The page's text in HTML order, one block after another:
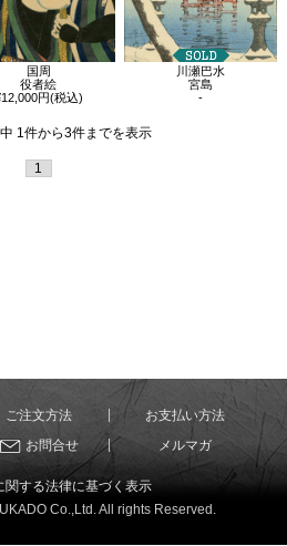
国周
役者絵
円(税込)
川瀬巴水
宮島
-
1件から3件までを表示
1
ご注文方法
お支払い方法
お問合せ メルマガ
関する法律に基づく表示
Co.,Ltd. All rights Reserved.